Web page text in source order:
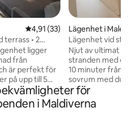
4,91 av 5 i genomsnittligt
4,91 (33)
terrass • 2
ligger
från
är perfekt för
på upp till 5
och ett
terrassen
Lägenhet i Malé
Lägenhet vid
Njut av ultimat
stranden med en
10 minuter från
sovrum med
naturskön
tillflyktsorten vid havet.
vår fastighet
för
i Maldiverna